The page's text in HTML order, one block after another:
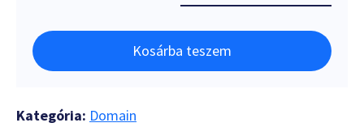
Kosárba teszem
Kategória: Domain